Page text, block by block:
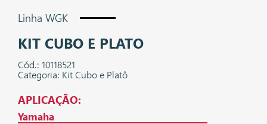
Linha WGK
KIT CUBO E PLATO
Cód.: 10118521
Categoria: Kit Cubo e Platô
APLICAÇÃO:
Yamaha